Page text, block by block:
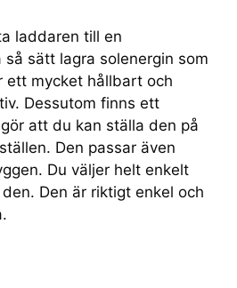
laddaren till en
sätt lagra solenergin som
ett mycket hållbart och
Dessutom finns ett
att du kan ställa den på
Den passar även
Du väljer helt enkelt
Den är riktigt enkel och